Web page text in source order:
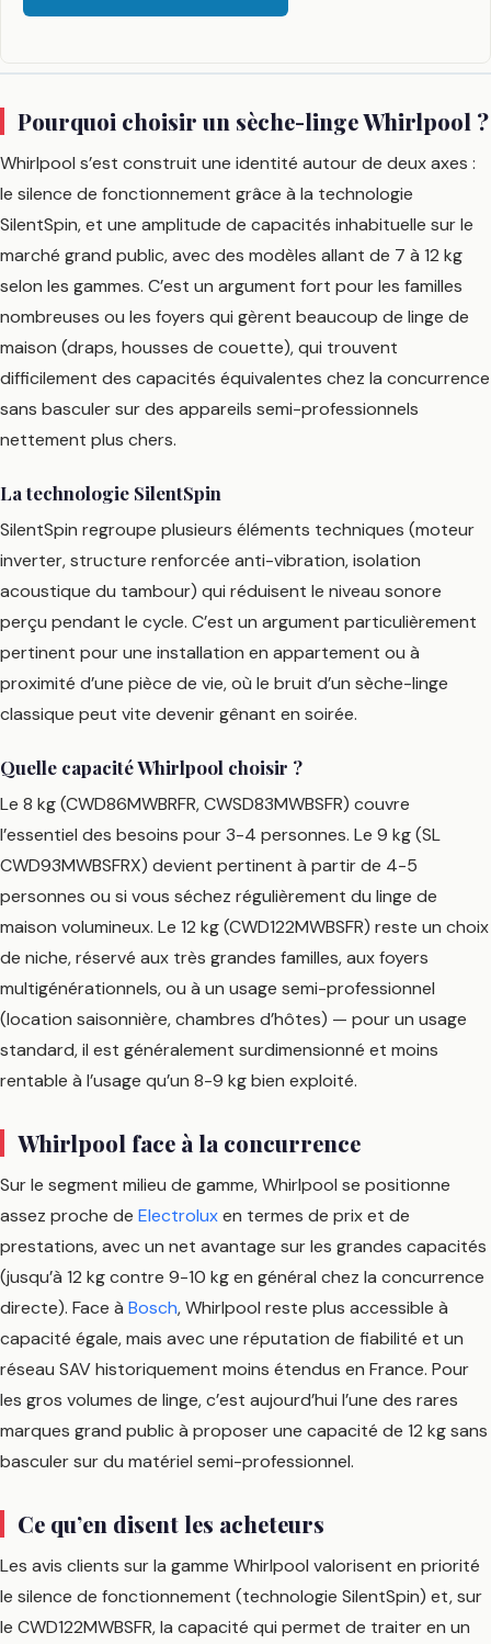
Pourquoi choisir un sèche-linge Whirlpool ?
Whirlpool s’est construit une identité autour de deux axes :
le silence de fonctionnement grâce à la technologie
SilentSpin, et une amplitude de capacités inhabituelle sur le
marché grand public, avec des modèles allant de 7 à 12 kg
selon les gammes. C’est un argument fort pour les familles
nombreuses ou les foyers qui gèrent beaucoup de linge de
maison (draps, housses de couette), qui trouvent
difficilement des capacités équivalentes chez la concurrence
sans basculer sur des appareils semi-professionnels
nettement plus chers.
La technologie SilentSpin
SilentSpin regroupe plusieurs éléments techniques (moteur
inverter, structure renforcée anti-vibration, isolation
acoustique du tambour) qui réduisent le niveau sonore
perçu pendant le cycle. C’est un argument particulièrement
pertinent pour une installation en appartement ou à
proximité d’une pièce de vie, où le bruit d’un sèche-linge
classique peut vite devenir gênant en soirée.
Quelle capacité Whirlpool choisir ?
Le 8 kg (CWD86MWBRFR, CWSD83MWBSFR) couvre
l’essentiel des besoins pour 3-4 personnes. Le 9 kg (SL
CWD93MWBSFRX) devient pertinent à partir de 4-5
personnes ou si vous séchez régulièrement du linge de
maison volumineux. Le 12 kg (CWD122MWBSFR) reste un choix
de niche, réservé aux très grandes familles, aux foyers
multigénérationnels, ou à un usage semi-professionnel
(location saisonnière, chambres d’hôtes) — pour un usage
standard, il est généralement surdimensionné et moins
rentable à l’usage qu’un 8-9 kg bien exploité.
Whirlpool face à la concurrence
Sur le segment milieu de gamme, Whirlpool se positionne
assez proche de Electroluxen termes de prix et de
prestations, avec un net avantage sur les grandes capacités
(jusqu’à 12 kg contre 9-10 kg en général chez la concurrence
directe). Face à Bosch, Whirlpool reste plus accessible à
capacité égale, mais avec une réputation de fiabilité et un
réseau SAV historiquement moins étendus en France. Pour
les gros volumes de linge, c’est aujourd’hui l’une des rares
marques grand public à proposer une capacité de 12 kg sans
basculer sur du matériel semi-professionnel.
Ce qu’en disent les acheteurs
Les avis clients sur la gamme Whirlpool valorisent en priorité
le silence de fonctionnement (technologie SilentSpin) et, sur
le CWD122MWBSFR, la capacité qui permet de traiter en un